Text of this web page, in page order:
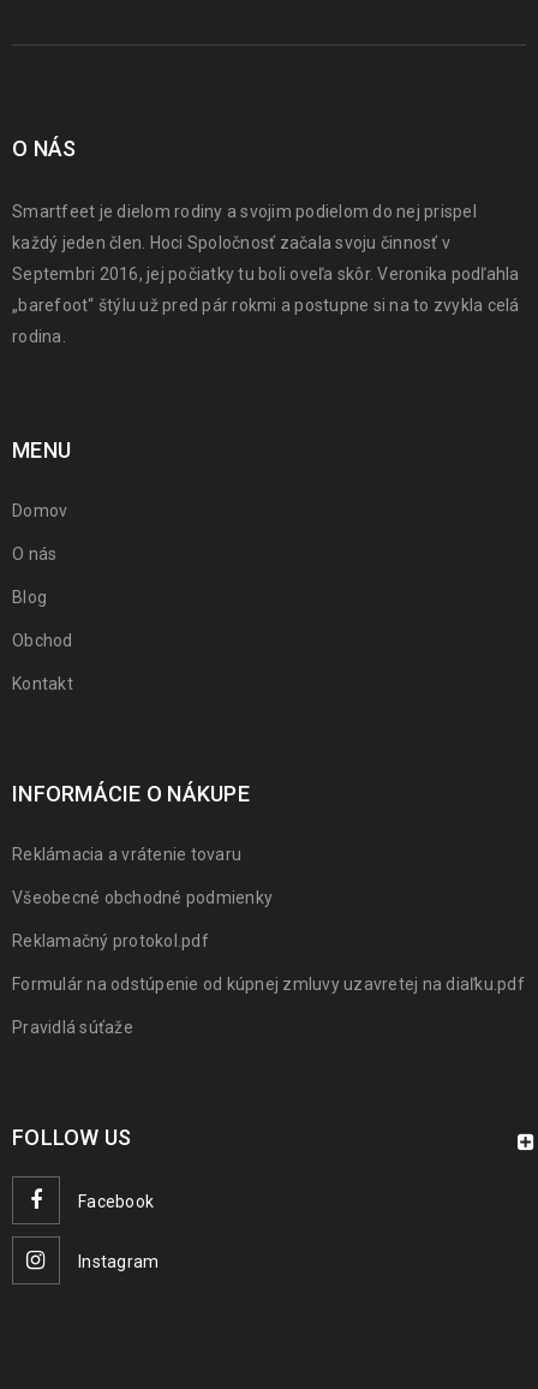
O NÁS
Smartfeet je dielom rodiny a svojim podielom do nej prispel
každý jeden člen. Hoci Spoločnosť začala svoju činnosť v
Septembri 2016, jej počiatky tu boli oveľa skôr. Veronika podľahla
„barefoot“ štýlu už pred pár rokmi a postupne si na to zvykla celá
rodina.
MENU
Domov
O nás
Blog
Obchod
Kontakt
INFORMÁCIE O NÁKUPE
Reklámacia a vrátenie tovaru
Všeobecné obchodné podmienky
Reklamačný protokol.pdf
Formulár na odstúpenie od kúpnej zmluvy uzavretej na diaľku.pdf
Pravidlá súťaže
FOLLOW US
Facebook
Instagram